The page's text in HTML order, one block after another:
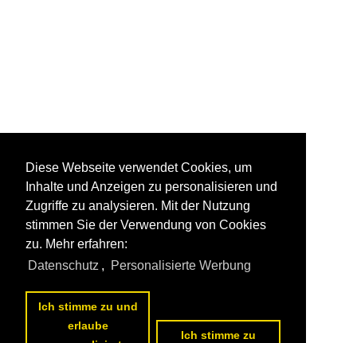
Diese Webseite verwendet Cookies, um
Inhalte und Anzeigen zu personalisieren und
Zugriffe zu analysieren. Mit der Nutzung
stimmen Sie der Verwendung von Cookies
zu. Mehr erfahren:
Datenschutz , Personalisierte Werbung
Ich stimme zu und
erlaube
Ich stimme zu